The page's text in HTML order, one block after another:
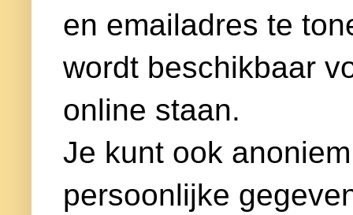
en emailadres te
wordt beschikbaar
online staan.
Je kunt ook
persoonlijke